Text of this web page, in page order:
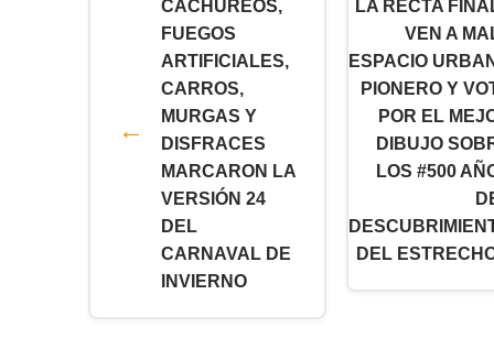
CACHUREOS,
FUEGOS
ARTIFICIALES,
CARROS,
MURGAS Y
DISFRACES
MARCARON LA
VERSIÓN 24
DEL
CARNAVAL DE
INVIERNO
LA RECTA
VEN A
ESPACIO
PIONERO Y
POR EL
DIBUJO
LOS #500
DEL